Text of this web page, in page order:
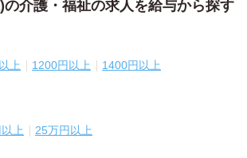
の介護・福祉の求人を給与から探す
上 1200円以上 1400円以上
上 25万円以上